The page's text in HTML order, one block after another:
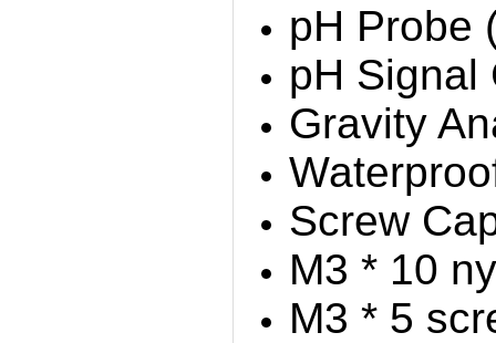
pH Probe
pH Signal
Gravity
Screw
M3 * 10
M3 * 5